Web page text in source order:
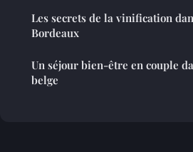
Les secrets de la vinification
Bordeaux
Un séjour bien-être en couple
belge